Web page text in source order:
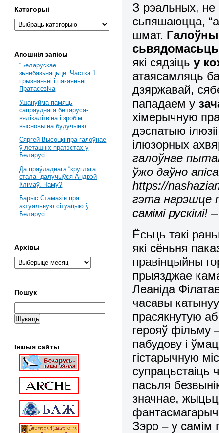
З рэальных, не
сьпяшаюцца,
шмат. Галоўны
сьвядомасьць
які сядзіцьу
атаясамляць
дзяржавай,
пападаем у
хімерычную
дэспатыю
ілюзорных
галоўнае
ўжо даўно
https://
гэта нарэшце
самімі рускімі!
Ёсьць такі
які сёньня
правінцыйны
прыязджае
Леаніда
часавы
прасякнутую
герояў фільму
пабудову і
гістарычную
супрацьстаіць
пасьля
значнае,
Зэро – у самім
Катэгорыі
Апошнія запісы
“Беларускае”
зьнебазьняцьце. Частка 1:
прызнаньні і пакаяньні
Пратасевіча
Ушануйма памяць
сапраўднага беларуса-
вялікалітвіна і зробім
высновы на будучыню
Сяргей Высоцкі пра галоўнае
ў леташніх пратэстах у
Беларусі
Да праўладнага “круглага
стала” далучыўся Андрэй
Клімаў. Чаму?
Барыс Стамахін пра
актуальную сітуацыю ў
Беларусі
Архівы
Пошук
Іншыя сайты